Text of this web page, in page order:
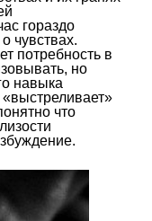
гораздо
чувствах.
потребность в
но
навыка
что